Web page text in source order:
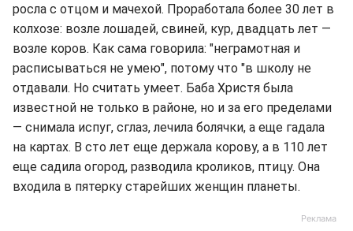
росла с отцом и мачехой. Проработала более 30 лет в
колхозе: возле лошадей, свиней, кур, двадцать лет —
возле коров. Как сама говорила: "неграмотная и
расписываться не умею", потому что "в школу не
отдавали. Но считать умеет. Баба Христя была
известной не только в районе, но и за его пределами
— снимала испуг, сглаз, лечила болячки, а еще гадала
на картах. В сто лет еще держала корову, а в 110 лет
еще садила огород, разводила кроликов, птицу. Она
входила в пятерку старейших женщин планеты.